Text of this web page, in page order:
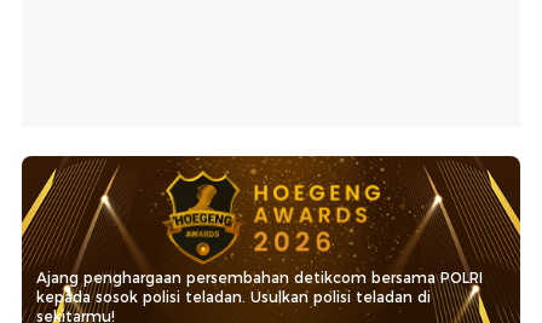
Ajang penghargaan persembahan detikcom bersama POLRI
kepada sosok polisi teladan. Usulkan polisi teladan di
sekitarmu!